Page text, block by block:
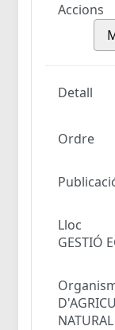
Accions
Detall
Ordre
Lloc
GESTIÓ
NATURAL